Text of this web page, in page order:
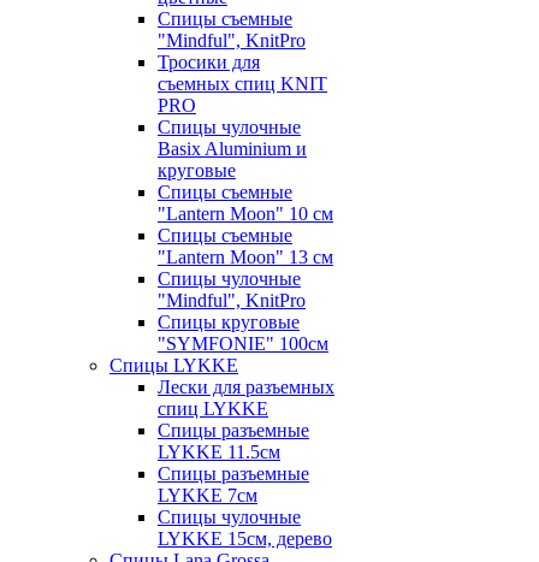
Спицы съемные
"Mindful", KnitPro
Тросики для
съемных спиц KNIT
PRO
Спицы чулочные
Basix Aluminium и
круговые
Спицы съемные
"Lantern Moon" 10 см
Спицы съемные
"Lantern Moon" 13 см
Спицы чулочные
"Mindful", KnitPro
Спицы круговые
"SYMFONIE" 100см
Спицы LYKKE
Лески для разъемных
спиц LYKKE
Спицы разъемные
LYKKE 11.5см
Спицы разъемные
LYKKE 7см
Спицы чулочные
LYKKE 15см, дерево